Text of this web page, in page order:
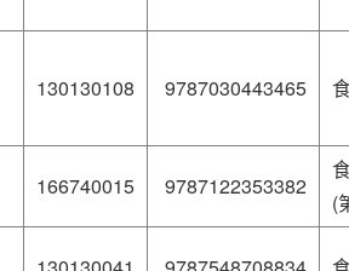
130130108 9787030443465
166740015 9787122353382
(